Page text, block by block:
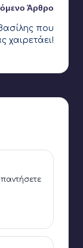
Άρθρο
που
χαιρετάει!